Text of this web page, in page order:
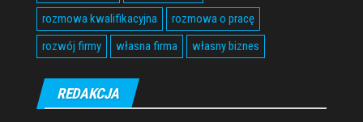
rozmowa kwalifikacyjna
rozmowa o pracę
rozwój firmy
własna firma własny biznes
REDAKCJA